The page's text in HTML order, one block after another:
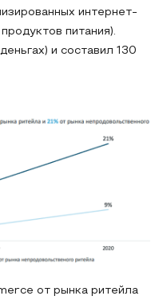
интернет-
питания).
и составил 130
от рынка ритейла